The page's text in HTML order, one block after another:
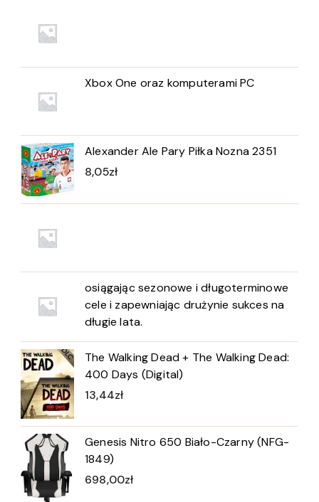
Xbox One oraz komputerami PC
Alexander Ale Pary Piłka Nozna 2351
8,05zł
osiągając sezonowe i długoterminowe
cele i zapewniając drużynie sukces na
długie lata.
The Walking Dead + The Walking Dead:
400 Days (Digital)
13,44zł
Genesis Nitro 650 Biało-Czarny (NFG-
1849)
698,00zł